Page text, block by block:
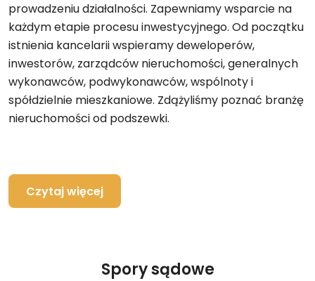
prowadzeniu działalności. Zapewniamy wsparcie na
każdym etapie procesu inwestycyjnego. Od początku
istnienia kancelarii wspieramy deweloperów,
inwestorów, zarządców nieruchomości, generalnych
wykonawców, podwykonawców, wspólnoty i
spółdzielnie mieszkaniowe. Zdążyliśmy poznać branżę
nieruchomości od podszewki.
Czytaj więcej
Spory sądowe